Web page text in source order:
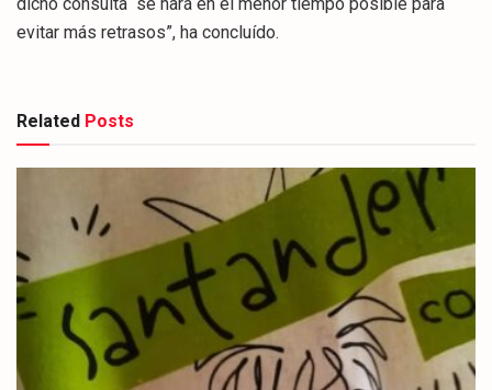
evitar más retrasos”, ha concluído.
Related Posts